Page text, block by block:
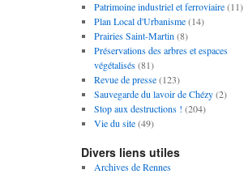
Patrimoine industriel et ferroviaire(11)
Plan Local d'Urbanisme(14)
Prairies Saint-Martin (8)
Préservations des arbres et espaces
végétalisés(81)
Revue de presse(123)
Sauvegarde du lavoir de Chézy(2)
Stop aux destructions ! (204)
Vie du site(49)
Divers liens utiles
Archives de Rennes